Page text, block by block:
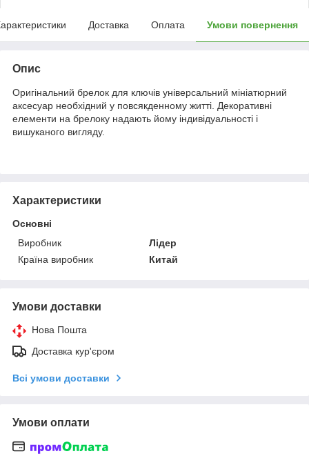
Доставка Оплата Умови повернення
Опис
Оригінальний брелок для ключів універсальний мініатюрний
аксесуар необхідний у повсякденному житті. Декоративні
елементи на брелоку надають йому індивідуальності і
вишуканого вигляду.
Характеристики
Основні
Виробник
Лідер
Країна виробник
Китай
Умови доставки
Нова Пошта
Доставка кур'єром
Всі умови доставки
Умови оплати